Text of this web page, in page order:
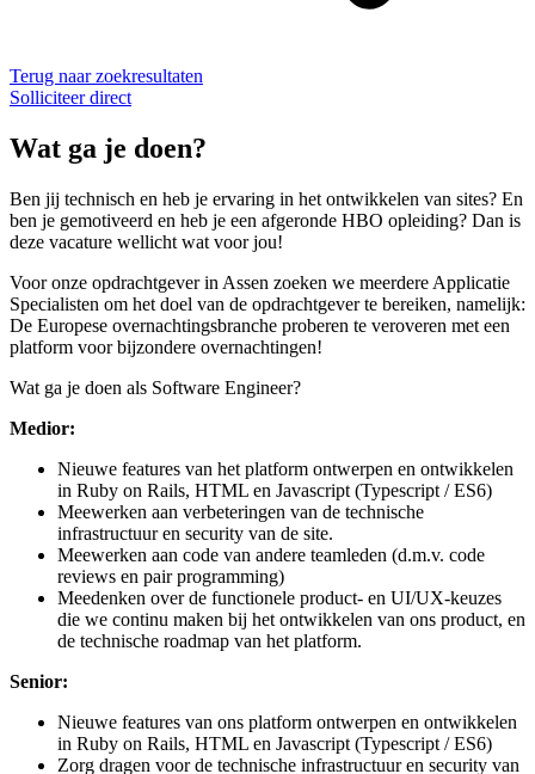
Terug naar zoekresultaten
Solliciteer direct
Wat ga je doen?
Ben jij technisch en heb je ervaring in het ontwikkelen van sites? En
ben je gemotiveerd en heb je een afgeronde HBO opleiding? Dan is
deze vacature wellicht wat voor jou!
Voor onze opdrachtgever in Assen zoeken we meerdere Applicatie
Specialisten om het doel van de opdrachtgever te bereiken, namelijk:
De Europese overnachtingsbranche proberen te veroveren met een
platform voor bijzondere overnachtingen!
Wat ga je doen als Software Engineer?
Medior:‍
Nieuwe features van het platform ontwerpen en ontwikkelen
in Ruby on Rails, HTML en Javascript (Typescript / ES6)
Meewerken aan verbeteringen van de technische
infrastructuur en security van de site.
Meewerken aan code van andere teamleden (d.m.v. code
reviews en pair programming)
Meedenken over de functionele product- en UI/UX-keuzes
die we continu maken bij het ontwikkelen van ons product, en
de technische roadmap van het platform.
Senior:
Nieuwe features van ons platform ontwerpen en ontwikkelen
in Ruby on Rails, HTML en Javascript (Typescript / ES6)
Zorg dragen voor de technische infrastructuur en security van